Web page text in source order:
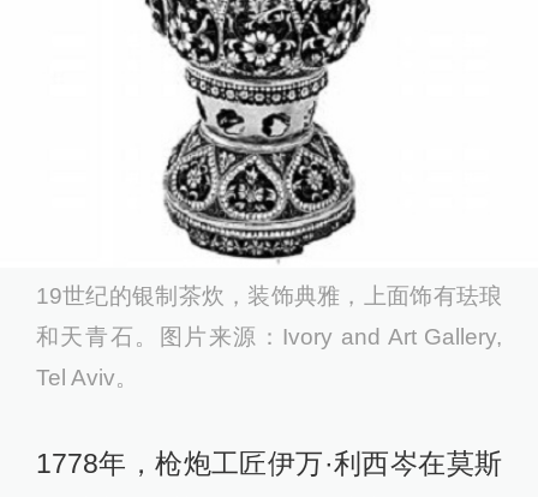
19世纪的银制茶炊，装饰典雅，上面饰有珐琅
和天青石。图片来源：Ivory and Art Gallery,
Tel Aviv。
1778年，枪炮工匠伊万·利西岑在莫斯